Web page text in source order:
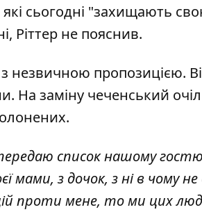
сьогодні "захищають
Ріттер не пояснив.
незвичною пропозицією.
На заміну чеченський
список нашому
мами, з дочок, з ні в чому
проти мене, то ми цих